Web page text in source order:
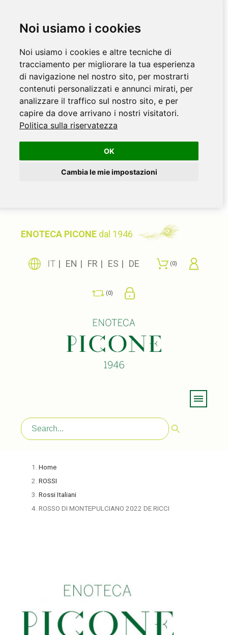
Noi usiamo i cookies
Noi usiamo i cookies e altre tecniche di
tracciamento per migliorare la tua esperienza
di navigazione nel nostro sito, per mostrarti
contenuti personalizzati e annunci mirati, per
analizzare il traffico sul nostro sito, e per
capire da dove arrivano i nostri visitatori.
Politica sulla riservatezza
OK
Cambia le mie impostazioni
ENOTECA PICONE dal 1946
IT EN FR ES DE 0
0
Home
ROSSI
Rossi Italiani
ROSSO DI MONTEPULCIANO 2022 DE RICCI